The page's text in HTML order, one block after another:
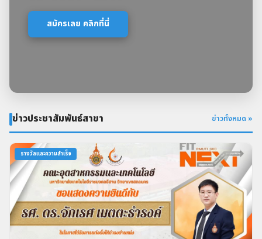
สมัครเลย คลิกที่นี่
ข่าวประชาสัมพันธ์สาขา ข่าวทั้งหมด »
รางวัลและความสำเร็จ